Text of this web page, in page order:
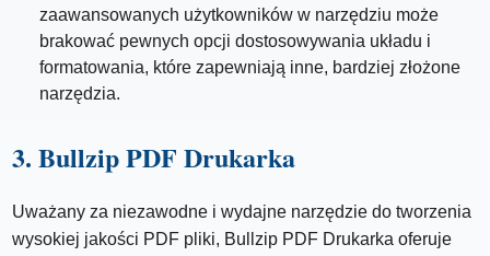
zaawansowanych użytkowników w narzędziu może
brakować pewnych opcji dostosowywania układu i
formatowania, które zapewniają inne, bardziej złożone
narzędzia.
3. Bullzip PDF Drukarka
Uważany za niezawodne i wydajne narzędzie do tworzenia
wysokiej jakości PDF pliki, Bullzip PDF Drukarka oferuje